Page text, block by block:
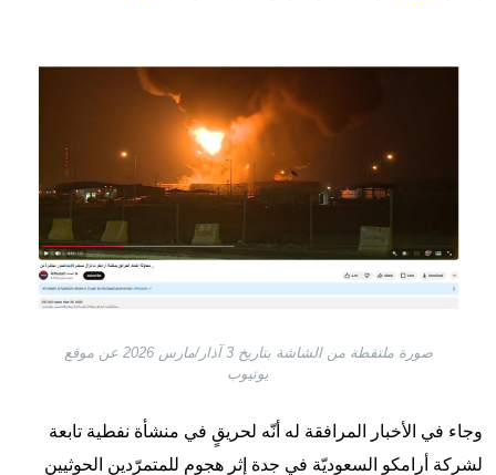
صورة ملتقطة من الشاشة بتاريخ 3 آذار/مارس 2026 عن موقع
يوتيوب
وجاء في الأخبار المرافقة له أنّه لحريقٍ في منشأة نفطية تابعة
لشركة أرامكو السعوديّة في جدة إثر هجومٍ للمتمرّدين الحوثيين